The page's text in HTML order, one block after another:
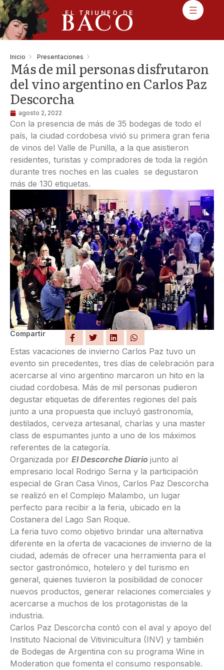
EL TRIUNFO DE
BACO
Inicio Presentaciones
Más de mil personas disfrutaron
del vino argentino en Carlos Paz
Descorcha
agosto 2, 2022
Con la presencia de más de 35 bodegas de todo el
país, la ciudad cordobesa vivió su primera gran feria
de vinos del Valle de Punilla, a la que asistieron
residentes, turistas y compradores de toda la región
durante tres noches en las cuales se degustaron
más de 130 etiquetas.
Compartir
Estas vacaciones de invierno Carlos Paz tuvo un
evento sin precedentes, tres días de celebración para
acercarse al vino argentino marcaron un hito en la
ciudad cordobesa. Más de mil personas pudieron
degustar etiquetas de diferentes regiones del país
junto a una propuesta que incluyó gastronomía,
destilados, cerveza artesanal, charlas y una master
class de espumantes junto a uno de los máximos
referentes de la categoría.
Organizada por El Descorche Diario junto al
empresario local Rodrigo Serna y la participación
especial de Gran Casa Vinos, Carlos Paz Descorcha
se realizó en el Complejo Malambo, un lugar
perfecto para recibir a la feria, ubicado en la
Costanera del Lago San Roque.
La feria tuvo como objetivo brindar una alternativa
diferente en la oferta de vacaciones de invierno de la
ciudad, además de ofrecer una herramienta para el
sector gastronómico, hotelero y del turismo en
general, quienes tuvieron la posibilidad de conocer
nuevos productos, generar relaciones comerciales y
acercarse a muchos de los protagonistas de la
industria.
Carlos Paz Descorcha contó con el aval y apoyo del
Instituto Nacional de Vitivinicultura (INV) y también
de Bodegas de Argentina con su programa Wine in
Moderation que fomenta el consumo responsable.